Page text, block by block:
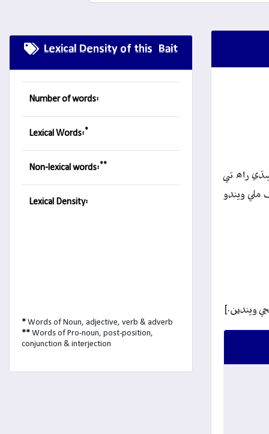
راھ تي
ملي ويندو
ويندين.]
Lexical Density of this Bait
Number of words:
Lexical Words:*
Non-lexical words:**
Lexical Density:
* Words of Noun, adjective, verb & adverb
** Words of Pro-noun, post-position,
conjunction & interjection